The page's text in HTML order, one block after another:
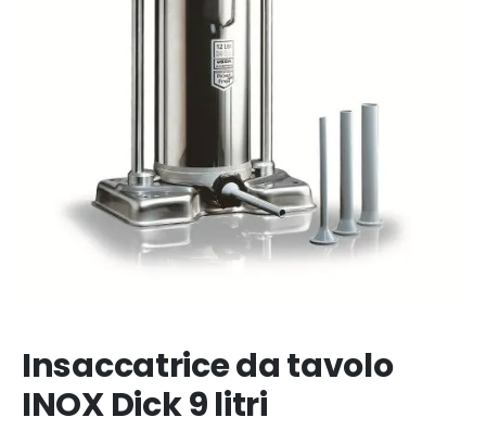
Insaccatrice da tavolo
INOX Dick 9 litri